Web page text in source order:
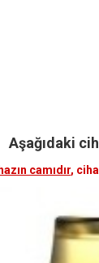
Aşağıdaki
camıdır,